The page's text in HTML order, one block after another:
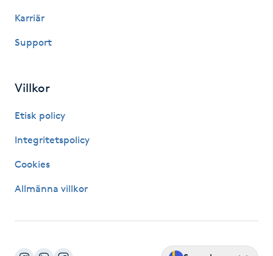
Hårbottenbehandling
Hårvård
Hälsprickor
Karriär
Support
Villkor
Etisk policy
Integritetspolicy
Cookies
Allmänna villkor